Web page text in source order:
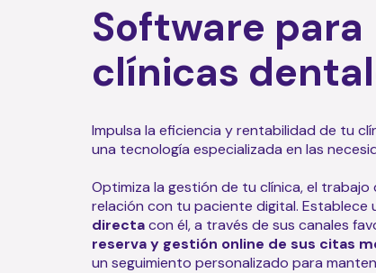
Software para
clínicas
Impulsa la eficiencia y rentabilidad de tu
una tecnología especializada en las
Optimiza la gestión de tu clínica, el trabajo
relación con tu paciente digital. Establece
directacon él, a través de sus canales
reserva y gestión online de sus citas
un seguimiento personalizado para